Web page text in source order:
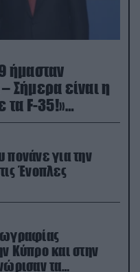
ήμασταν
Σήμερα είναι η
τα F-35!»
πονάνε για την
Ένοπλες
Κύπρο και στην
τα